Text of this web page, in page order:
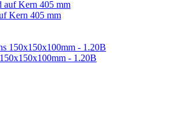
Kern 405 mm
- 1.20B